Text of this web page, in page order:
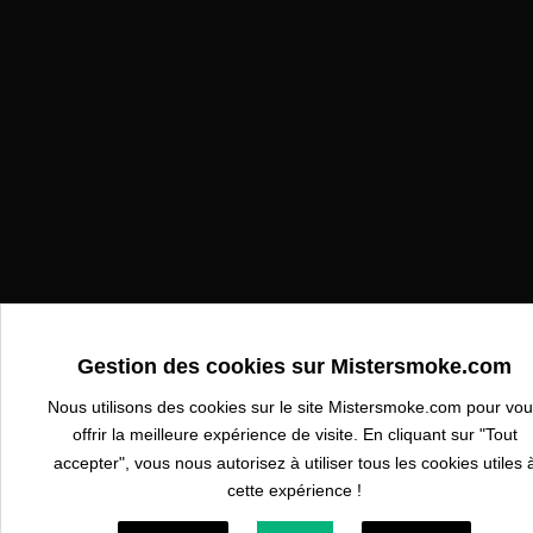
Gestion des cookies sur Mistersmoke.com
Nous utilisons des cookies sur le site Mistersmoke.com pour
offrir la meilleure expérience de visite. En cliquant sur "Tout
accepter", vous nous autorisez à utiliser tous les cookies utiles
cette expérience !